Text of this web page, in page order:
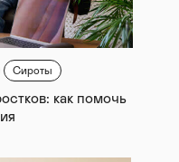
Сироты
как помочь